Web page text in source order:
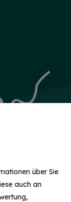
über Sie
auch an